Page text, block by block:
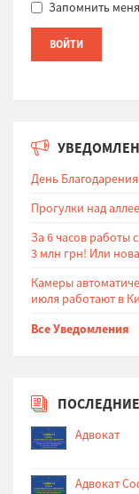
Запомнить меня
День
Прогулки над
За 6 часов работы
3 млн грн! Или
Камеры
июля работают в
Все Уведомления
Адвокат
Адвокат